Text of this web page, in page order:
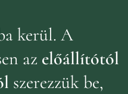
kerül. A
az előállítótól
szerezzük be,